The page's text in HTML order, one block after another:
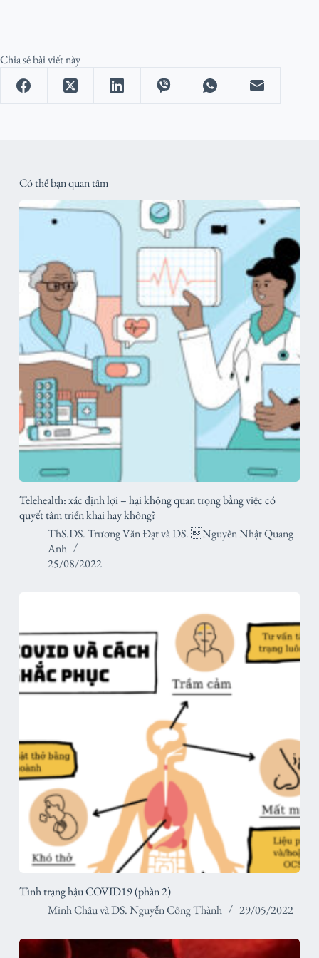
Chia sẻ bài viết này
Có thể bạn quan tâm
Telehealth: xác định lợi – hại không quan trọng bằng việc có
quyết tâm triển khai hay không?
ThS.DS. Trương Văn ĐạtvàDS. Nguyễn Nhật Quang
Anh
25/08/2022
Tình trạng hậu COVID19 (phần 2)
Minh ChâuvàDS. Nguyễn Công Thành 29/05/2022